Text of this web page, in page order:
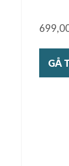
GÅ